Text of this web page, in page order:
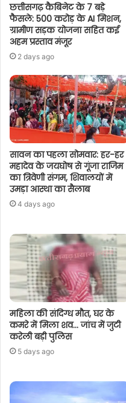
छत्तीसगढ़ कैबिनेट के 7 बड़े
फैसले: 500 करोड़ के AI मिशन,
ग्रामीण सड़क योजना सहित कई
अहम प्रस्ताव मंजूर
2 days ago
सावन का पहला सोमवार: हर-हर
महादेव के जयघोष से गूंजा राजिम
का त्रिवेणी संगम, शिवालयों में
उमड़ा आस्था का सैलाब
4 days ago
महिला की संदिग्ध मौत, घर के
कमरे में मिला शव… जांच में जुटी
करेली बड़ी पुलिस
5 days ago